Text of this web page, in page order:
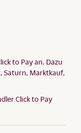
to Pay an. Dazu
Saturn, Marktkauf,
Click to Pay